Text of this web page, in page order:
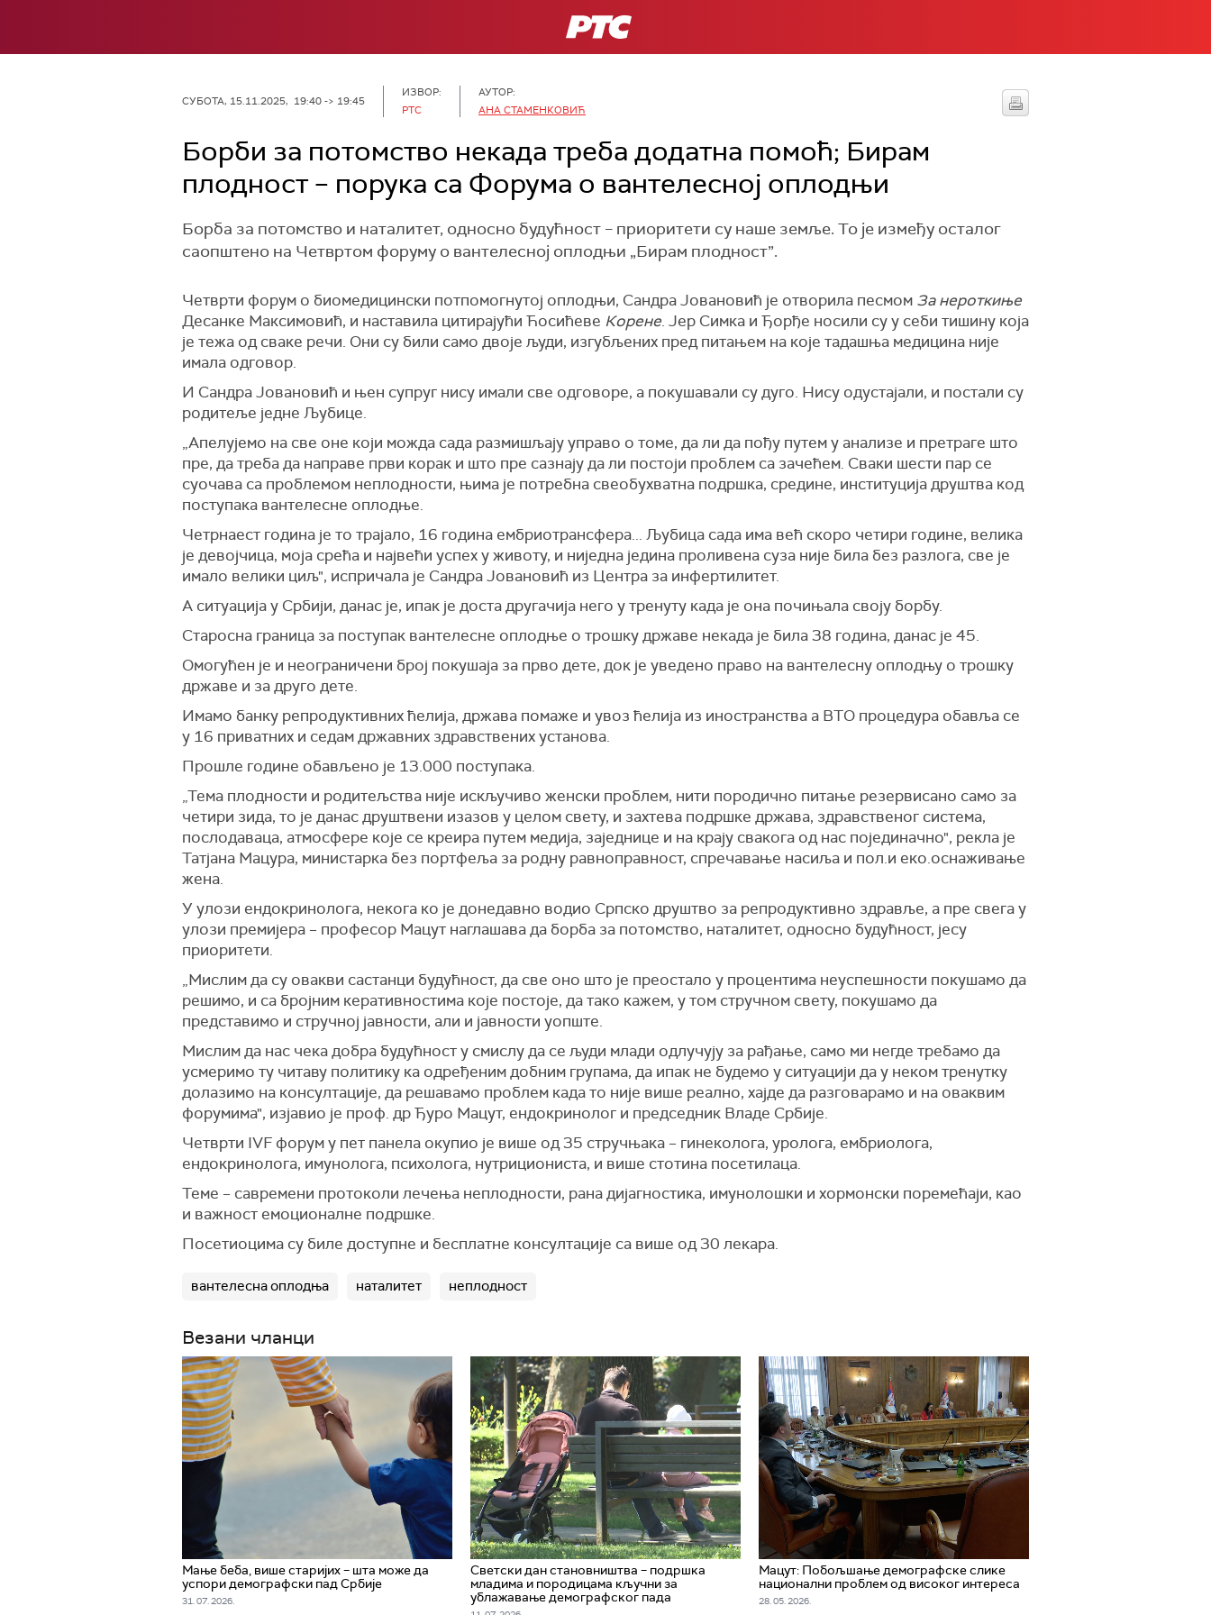
РТС
СУБОТА, 15.11.2025, 19:40 -> 19:45
ИЗВОР:
РТС
АУТОР:
АНА СТАМЕНКОВИЋ
Борби за потомство некада треба додатна помоћ; Бирам
плодност – порука са Форума о вантелесној оплодњи
Борба за потомство и наталитет, односно будућност – приоритети су наше земље. То је између осталог
саопштено на Четвртом форуму о вантелесној оплодњи „Бирам плодност”.
Четврти форум о биомедицински потпомогнутој оплодњи, Сандра Јовановић је отворила песмом За нероткиње
Десанке Максимовић, и наставила цитирајући Ћосићеве Корене. Јер Симка и Ђорђе носили су у себи тишину која
је тежа од сваке речи. Они су били само двоје људи, изгубљених пред питањем на које тадашња медицина није
имала одговор.
И Сандра Јовановић и њен супруг нису имали све одговоре, а покушавали су дуго. Нису одустајали, и постали су
родитеље једне Љубице.
„Апелујемо на све оне који можда сада размишљају управо о томе, да ли да пођу путем у анализе и претраге што
пре, да треба да направе први корак и што пре сазнају да ли постоји проблем са зачећем. Сваки шести пар се
суочава са проблемом неплодности, њима је потребна свеобухватна подршка, средине, институција друштва код
поступака вантелесне оплодње.
Четрнаест година је то трајало, 16 година ембриотрансфера... Љубица сада има већ скоро четири године, велика
је девојчица, моја срећа и највећи успех у животу, и ниједна једина проливена суза није била без разлога, све је
имало велики циљ", испричала је Сандра Јовановић из Центра за инфертилитет.
А ситуација у Србији, данас је, ипак је доста другачија него у тренуту када је она почињала своју борбу.
Старосна граница за поступак вантелесне оплодње о трошку државе некада је била 38 година, данас је 45.
Омогућен је и неограничени број покушаја за прво дете, док је уведено право на вантелесну оплодњу о трошку
државе и за друго дете.
Имамо банку репродуктивних ћелија, држава помаже и увоз ћелија из иностранства а ВТО процедура обавља се
у 16 приватних и седам државних здравствених установа.
Прошле године обављено је 13.000 поступака.
„Тема плодности и родитељства није искључиво женски проблем, нити породично питање резервисано само за
четири зида, то је данас друштвени изазов у целом свету, и захтева подршке држава, здравственог система,
послодаваца, атмосфере које се креира путем медија, заједнице и на крају свакога од нас појединачно", рекла је
Татјана Мацура, министарка без портфеља за родну равноправност, спречавање насиља и пол.и еко.оснаживање
жена.
У улози ендокринолога, некога ко је донедавно водио Српско друштво за репродуктивно здравље, а пре свега у
улози премијера – професор Мацут наглашава да борба за потомство, наталитет, односно будућност, јесу
приоритети.
„Мислим да су овакви састанци будућност, да све оно што је преостало у процентима неуспешности покушамо да
решимо, и са бројним керативностима које постоје, да тако кажем, у том стручном свету, покушамо да
представимо и стручној јавности, али и јавности уопште.
Мислим да нас чека добра будућност у смислу да се људи млади одлучују за рађање, само ми негде требамо да
усмеримо ту читаву политику ка одређеним добним групама, да ипак не будемо у ситуацији да у неком тренутку
долазимо на консултације, да решавамо проблем када то није више реално, хајде да разговарамо и на оваквим
форумима", изјавио је проф. др Ђуро Мацут, ендокринолог и председник Владе Србије.
Четврти IVF форум у пет панела окупио је више од 35 стручњака – гинеколога, уролога, ембриолога,
ендокринолога, имунолога, психолога, нутрициониста, и више стотина посетилаца.
Теме – савремени протоколи лечења неплодности, рана дијагностика, имунолошки и хормонски поремећаји, као
и важност емоционалне подршке.
Посетиоцима су биле доступне и бесплатне консултације са више од 30 лекара.
вантелесна оплодња наталитет неплодност
Везани чланци
Мање беба, више старијих – шта може да
успори демографски пад Србије
31. 07. 2026.
Светски дан становништва – подршка
младима и породицама кључни за
ублажавање демографског пада
Мацут: Побољшање демографске слике
национални проблем од високог интереса
28. 05. 2026.